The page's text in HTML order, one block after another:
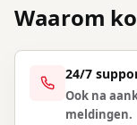
Waarom
24/7
Ook na
meldingen.